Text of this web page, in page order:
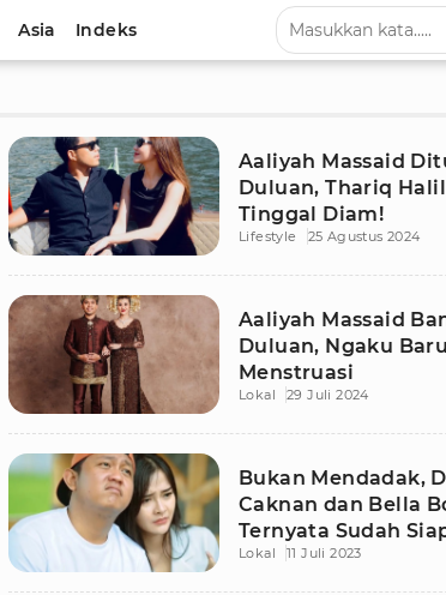
Asia Indeks
Aaliyah Massaid
Duluan, Thariq
Tinggal Diam!
Lifestyle 25 Agustus 2024
Aaliyah Massaid
Duluan, Ngaku
Menstruasi
Lokal 29 Juli 2024
Bukan Mendadak,
Caknan dan Bella
Ternyata Sudah
Pernikahan Sejak 3
Lokal 11 Juli 2023